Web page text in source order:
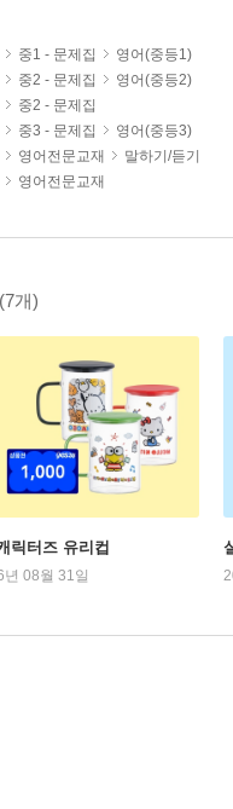
중1 - 문제집
영어(중등1)
중2 - 문제집
영어(중등2)
중2 - 문제집
중3 - 문제집
영어(중등3)
영어전문교재
말하기/듣기
영어전문교재
(7개)
릭터즈 유리컵
08월 31일